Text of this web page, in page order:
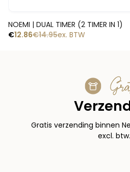
Snelle blik
NOEMI | DUAL TIMER (2 TIMER IN 1)
€14.95
€12.86 ex. BTW
Gratis verzending binnen
excl. btw.